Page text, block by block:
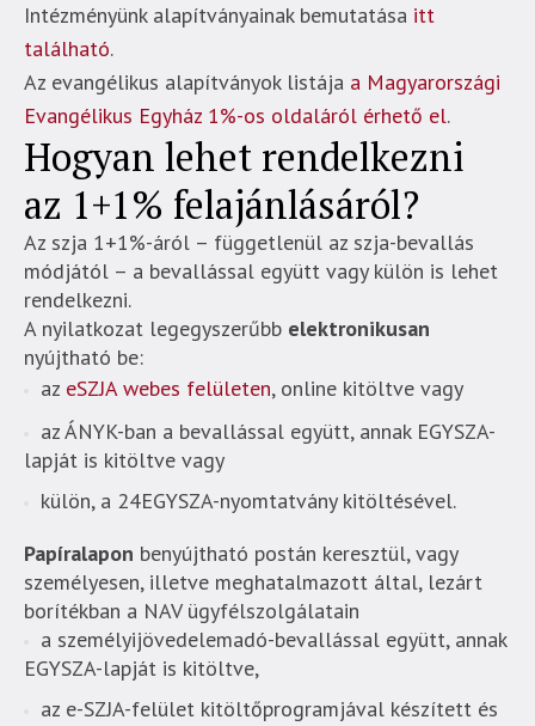
Intézményünk alapítványainak bemutatása itt
található.
Az evangélikus alapítványok listája a Magyarországi
Evangélikus Egyház 1%-os oldaláról érhető el.
Hogyan lehet rendelkezni
az 1+1% felajánlásáról?
Az szja 1+1%-áról – függetlenül az szja-bevallás
módjától – a bevallással együtt vagy külön is lehet
rendelkezni.
A nyilatkozat legegyszerűbb elektronikusan
nyújtható be:
az eSZJA webes felületen, online kitöltve vagy
az ÁNYK-ban a bevallással együtt, annak EGYSZA-
lapját is kitöltve vagy
külön, a 24EGYSZA-nyomtatvány kitöltésével.
Papíralapon benyújtható postán keresztül, vagy
személyesen, illetve meghatalmazott által, lezárt
borítékban a NAV ügyfélszolgálatain
a személyijövedelemadó-bevallással együtt, annak
EGYSZA-lapját is kitöltve,
az e-SZJA-felület kitöltőprogramjával készített és